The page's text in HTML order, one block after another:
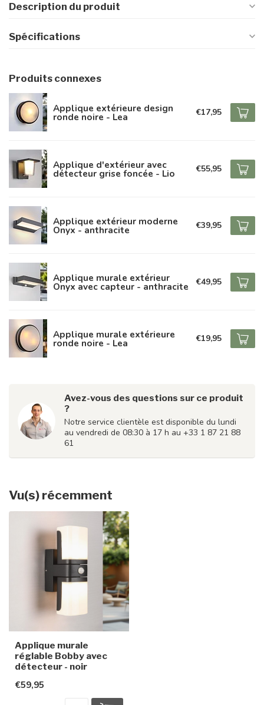
Description du produit
Spécifications
Produits connexes
Applique extérieure design
ronde noire - Lea €17,95
Applique d'extérieur avec
détecteur grise foncée - Lio €55,95
Applique extérieur moderne
Onyx - anthracite €39,95
Applique murale extérieur
Onyx avec capteur - anthracite €49,95
Applique murale extérieure
ronde noire - Lea €19,95
Avez-vous des questions sur ce produit
?
Notre service clientèle est disponible du lundi
au vendredi de 08:30 à 17 h au +33 1 87 21 88
61
Vu(s) récemment
Applique murale
réglable Bobby avec
détecteur - noir
€59,95